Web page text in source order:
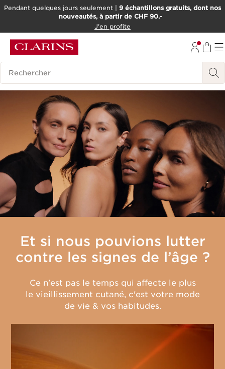
ALLER AU CONTENU
OUTIL D'ACCESSIBILITÉ
Pendant quelques jours seulement | 9 échantillons gratuits, dont nos
nouveautés, à partir de CHF 90.-
J'en profite
Historique des recherches
Et si nous pouvions lutter
contre les signes de l’âge ?
Ce n'est pas le temps qui affecte le plus
le vieillissement cutané, c'est votre mode
de vie & vos habitudes.